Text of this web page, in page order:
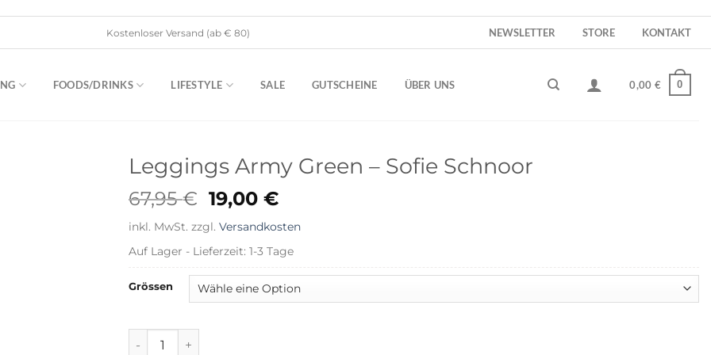
Kostenloser Versand (ab € 80) NEWSLETTER STORE KONTAKT
FOODS/DRINKS LIFESTYLE SALE GUTSCHEINE ÜBER UNS 0,00 € 0
Leggings Army Green – Sofie Schnoor
67,95€ Ursprünglicher
Preis
war:
67,95 €
19,00€Aktueller
ist:
19,00 €.
inkl. MwSt. zzgl. Versandkosten
Auf Lager - Lieferzeit: 1-3 Tage
Grössen
Leggings Army Green - Sofie Schnoor Menge